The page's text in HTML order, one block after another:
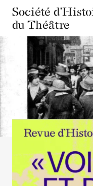
Société
du Théâtre